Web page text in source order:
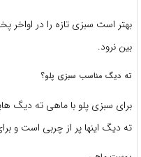
بهتر است سبزی تازه را در اواخر
بین نرود.
ته دیگ مناسب سبزی پلو؟
برای سبزی پلو با ماهی ته دیگ
ته دیگ اینها پر از چربی است و